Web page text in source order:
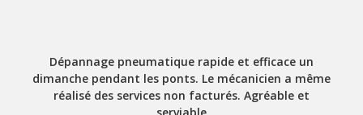
Dépannage pneumatique rapide et efficace un
dimanche pendant les ponts. Le mécanicien a même
réalisé des services non facturés. Agréable et